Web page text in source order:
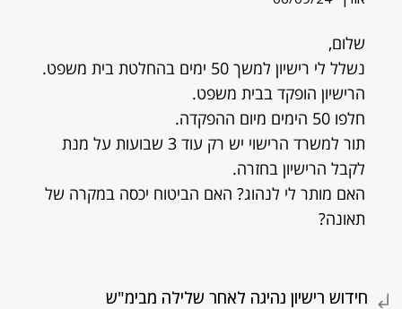
שלום,
נשלל לי רישיון למשך 50 ימים בהחלטת בית משפט.
הרישיון הופקד בבית משפט.
חלפו 50 הימים מיום ההפקדה.
תור למשרד הרישוי יש רק עוד 3 שבועות על מנת
לקבל הרישיון בחזרה.
האם מותר לי לנהוג? האם הביטוח יכסה במקרה של
תאונה?
חידוש רישיון נהיגה לאחר שלילה מבימ"ש